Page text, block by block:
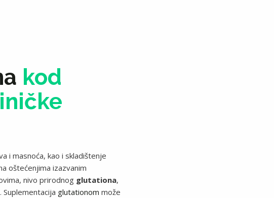
kod
i masnoća, kao i skladištenje
oštećenjima izazvanim
nivo prirodnog glutationa,
glutationom može